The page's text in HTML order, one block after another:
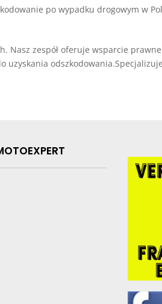
po wypadku drogowym w
Nasz zespół oferuje wsparcie
uzyskania